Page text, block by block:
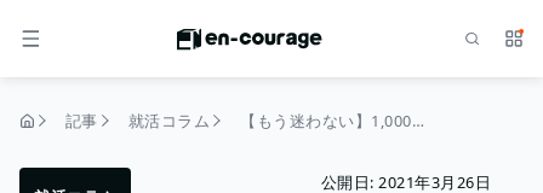
メニュー サ
記事 就活コラム 【もう迷わない】1,000人以上の自己PRから見つけた、「魅力的な自己PRのポイント」
公開日: 2021年3月26日